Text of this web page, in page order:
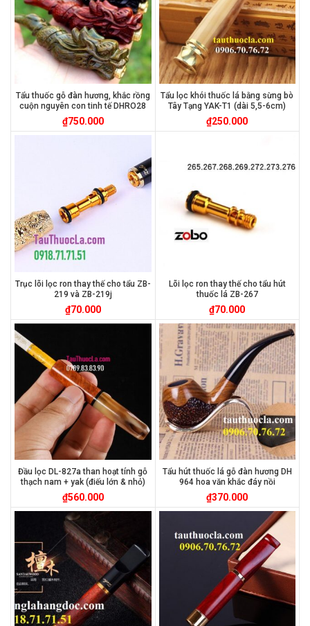
Tẩu thuốc gỗ đàn hương, khắc rồng
cuộn nguyên con tinh tế DHRO28
₫750.000
Tẩu lọc khói thuốc lá bằng sừng bò
Tây Tạng YAK-T1 (dài 5,5-6cm)
₫250.000
Trục lõi lọc ron thay thế cho tẩu ZB-
219 và ZB-219j
₫70.000
Lõi lọc ron thay thế cho tẩu hút
thuốc lá ZB-267
₫70.000
Đầu lọc DL-827a than hoạt tính gỗ
thạch nam + yak (điếu lớn & nhỏ)
₫560.000
Tẩu hút thuốc lá gỗ đàn hương DH
964 hoa văn khắc đáy nồi
₫370.000